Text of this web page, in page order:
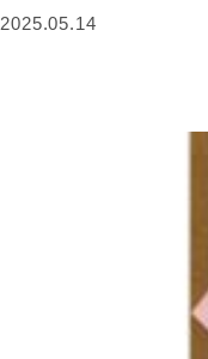
2025.05.14